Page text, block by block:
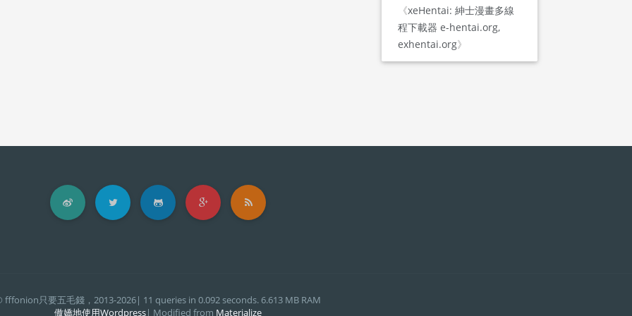
《xeHentai: 紳士漫畫多線
程下載器 e-hentai.org,
exhentai.org》
fffonion只要五毛錢，2013-2026| 11 queries in 0.092 seconds. 6.613 MB RAM
傲嬌地使用Wordpress| Modified from Materialize